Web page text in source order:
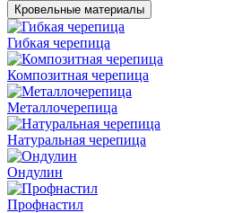
Кровельные материалы
Гибкая черепица
Композитная черепица
Металлочерепица
Натуральная черепица
Ондулин
Профнастил